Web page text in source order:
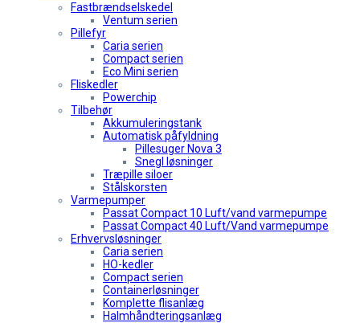
Fastbrændselskedel
Ventum serien
Pillefyr
Caria serien
Compact serien
Eco Mini serien
Fliskedler
Powerchip
Tilbehør
Akkumuleringstank
Automatisk påfyldning
Pillesuger Nova 3
Snegl løsninger
Træpille siloer
Stålskorsten
Varmepumper
Passat Compact 10 Luft/vand varmepumpe
Passat Compact 40 Luft/Vand varmepumpe
Erhvervsløsninger
Caria serien
HO-kedler
Compact serien
Containerløsninger
Komplette flisanlæg
Halmhåndteringsanlæg